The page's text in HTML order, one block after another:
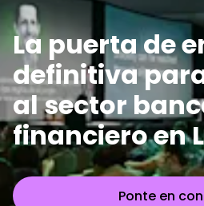
La puerta de
definitiva
al sector
financiero en
Ponte en